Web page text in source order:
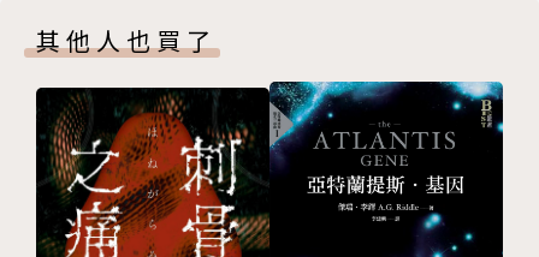
▍銀座四寶堂文具店，靜候您的光臨。
銀座一條小巷的盡頭，懷舊紅色郵筒旁，靜靜豎立著文
具店「四寶堂」。這是內行人才知道的老文具店，獨自
管理這間店的神秘青年寶田硯，一身乾淨俐落的打扮，
溫文有禮的紳士風範，配上他的名字，簡直天生就該開
文具店。
其他人也買了